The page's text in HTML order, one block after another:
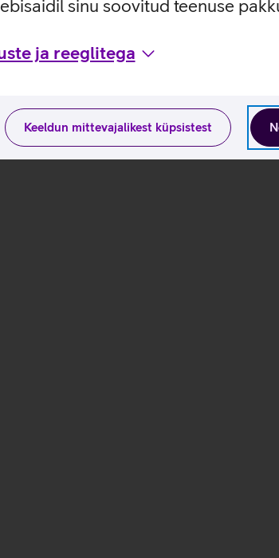
sinu soovitud teenuse
ja reeglitega
Keeldun mittevajalikest küpsistest